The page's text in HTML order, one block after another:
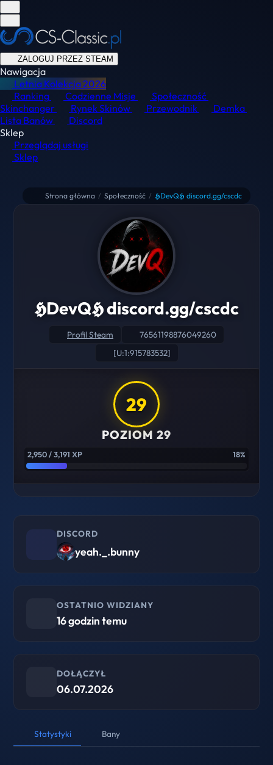
ZALOGUJ PRZEZ STEAM
Nawigacja
Letnia Kolekcja2026
Ranking
Codzienne Misje
Społeczność
Skinchanger
Rynek Skinów Przewodnik
Demka
Lista Banów
Discord
Sklep
Przeglądaj usługi
Sklep
Strona główna / Społeczność / 𝕳DevQ𝕳 discord.gg/cscdc
𝕳DevQ𝕳 discord.gg/cscdc
Profil Steam
76561198876049260
[U:1:915783532]
29
POZIOM 29
2,950 / 3,191 XP 18%
DISCORD
yeah._.bunny
OSTATNIO WIDZIANY
16 godzin temu
DOŁĄCZYŁ
06.07.2026
Statystyki Bany